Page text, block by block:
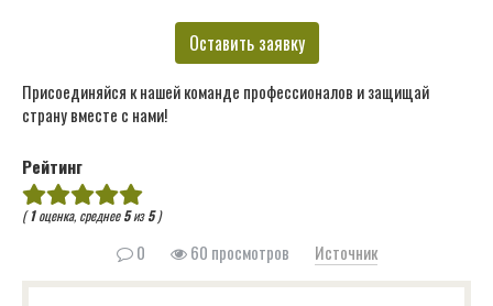
Оставить заявку
Присоединяйся к нашей команде профессионалов и защищай
страну вместе с нами!
Рейтинг
(1оценка, среднее5из5)
0 60 просмотров Источник